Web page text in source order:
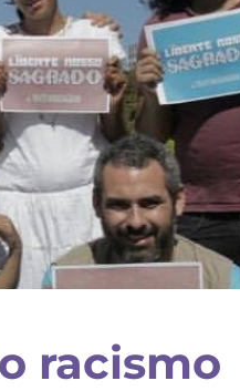
racismo